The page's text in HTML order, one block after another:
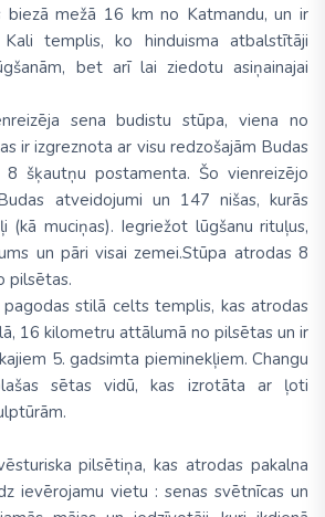
biezā mežā 16 km no Katmandu, un ir
templis, ko hinduisma atbalstītāji
bet arī lai ziedotu asiņainajai
sena budistu stūpa, viena no
ir izgreznota ar visu redzošajām Budas
šķautņu postamenta. Šo vienreizējo
atveidojumi un 147 nišas, kurās
(kā muciņas). Iegriežot lūgšanu rituļus,
un pāri visai zemei.Stūpa atrodas 8
pilsētas.
stilā celts templis, kas atrodas
16 kilometru attālumā no pilsētas un ir
5. gadsimta pieminekļiem. Changu
sētas vidū, kas izrotāta ar ļoti
pilsētiņa, kas atrodas pakalna
ievērojamu vietu : senas svētnīcas un